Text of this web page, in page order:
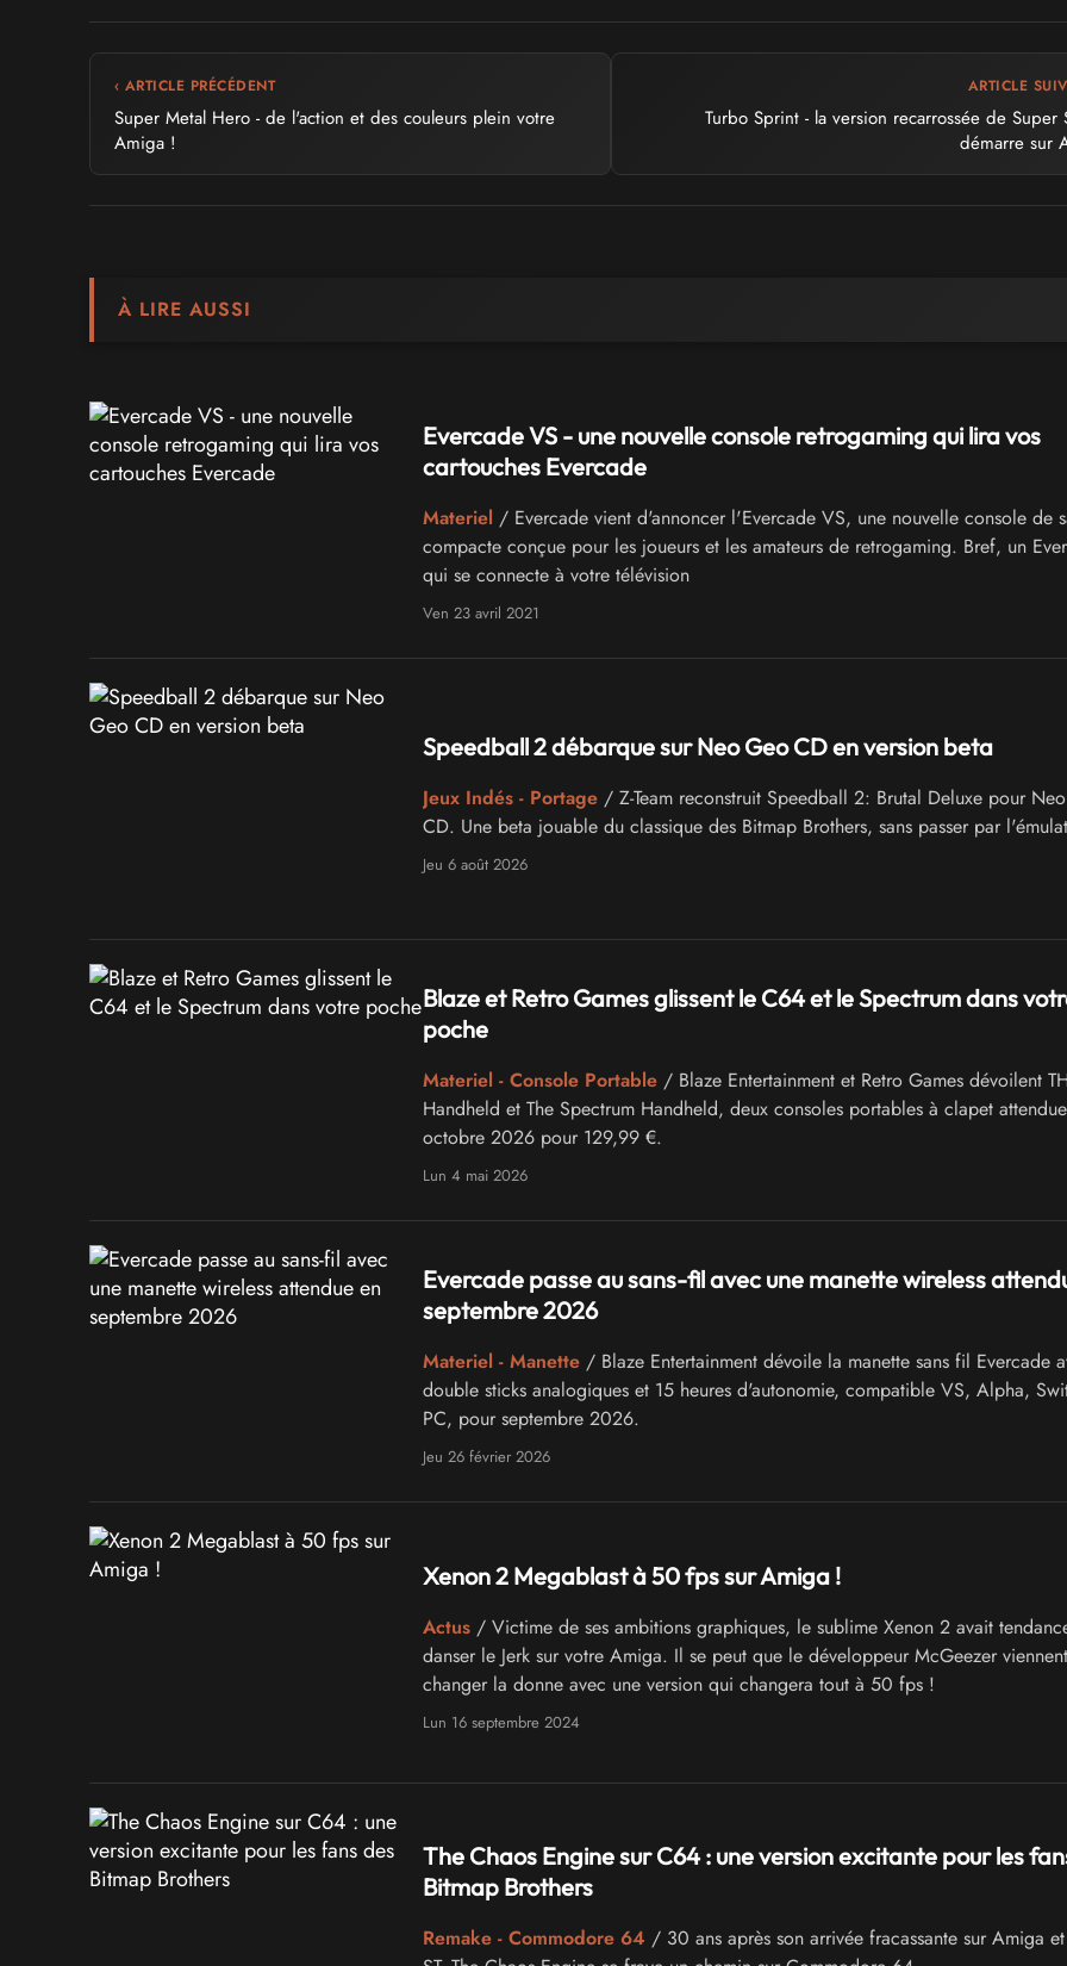
‹ ARTICLE PRÉCÉDENT
Super Metal Hero - de l'action et des couleurs plein votre
Amiga !
ARTICLE
Turbo Sprint - la version recarrossée de Super
démarre sur
À LIRE AUSSI
Evercade VS - une nouvelle console retrogaming qui lira vos
cartouches Evercade
Materiel / Evercade vient d'annoncer l'Evercade VS, une nouvelle console de
compacte conçue pour les joueurs et les amateurs de retrogaming. Bref, un
qui se connecte à votre télévision
Ven 23 avril 2021
Speedball 2 débarque sur Neo Geo CD en version beta
Jeux Indés - Portage/ Z-Team reconstruit Speedball 2: Brutal Deluxe pour
CD. Une beta jouable du classique des Bitmap Brothers, sans passer par
Jeu 6 août 2026
Blaze et Retro Games glissent le C64 et le Spectrum dans
poche
Materiel - Console Portable/ Blaze Entertainment et Retro Games dévoilent
Handheld et The Spectrum Handheld, deux consoles portables à clapet
octobre 2026 pour 129,99 €.
Lun 4 mai 2026
Evercade passe au sans-fil avec une manette wireless
septembre 2026
Materiel - Manette/ Blaze Entertainment dévoile la manette sans fil Evercade
double sticks analogiques et 15 heures d'autonomie, compatible VS, Alpha,
PC, pour septembre 2026.
Jeu 26 février 2026
Xenon 2 Megablast à 50 fps sur Amiga !
Actus/ Victime de ses ambitions graphiques, le sublime Xenon 2 avait
danser le Jerk sur votre Amiga. Il se peut que le développeur McGeezer viennent
changer la donne avec une version qui changera tout à 50 fps !
Lun 16 septembre 2024
The Chaos Engine sur C64 : une version excitante pour les
Bitmap Brothers
Remake - Commodore 64 / 30 ans après son arrivée fracassante sur Amiga